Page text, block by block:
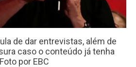
de dar entrevistas, além de
caso o conteúdo já tenha
por EBC